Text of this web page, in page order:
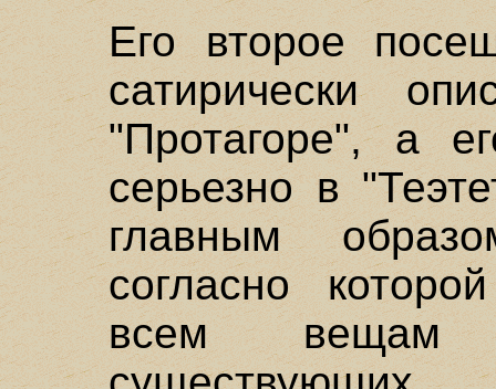
Его второе
сатирически
"Протагоре", а
серьезно в
главным
согласно
всем вещам